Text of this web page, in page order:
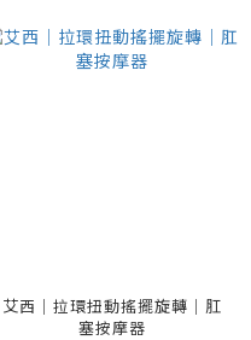
艾西｜拉環扭動搖擺旋轉｜肛
塞按摩器